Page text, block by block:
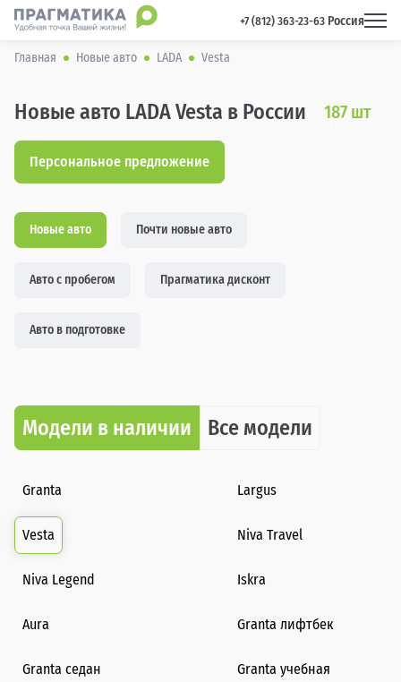
+7 (812) 363-23-63 Россия
Главная Новые авто LADA Vesta
Новые авто LADA Vesta в России 187 шт
Персональное предложение
Новые авто Почти новые авто
Авто с пробегом Прагматика дисконт
Авто в подготовке
Модели в наличии Все модели
Granta Largus
Vesta Niva Travel
Niva Legend Iskra
Aura Granta лифтбек
Granta седан Granta учебная